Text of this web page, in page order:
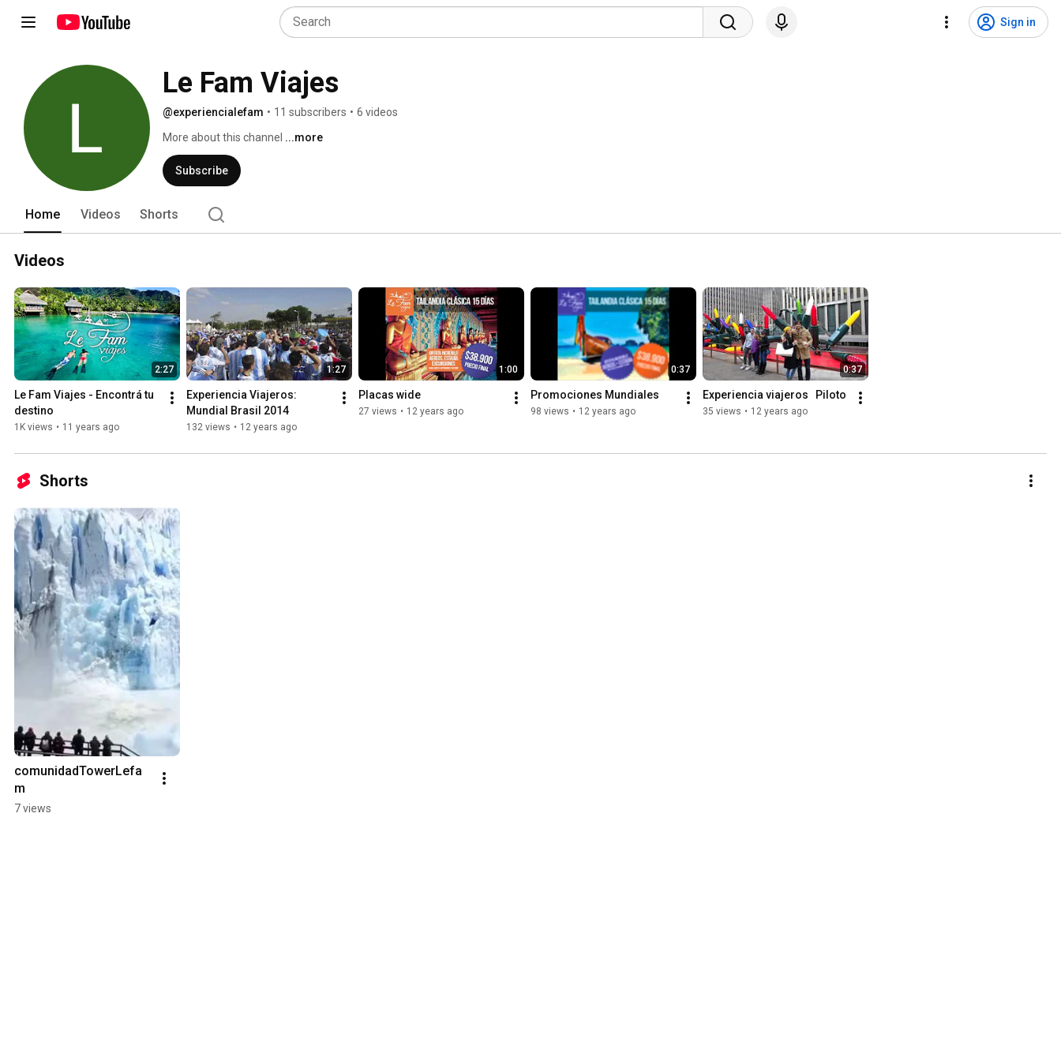
Sign in
Le Fam Viajes
@experiencialefam • 11 subscribers • 6 videos
More about this channel ...more
Subscribe
Home Videos Shorts
Videos
2:27
Le Fam Viajes - Encontrá tu
destino
1K views • 11 years ago
1:27
Experiencia Viajeros:
Mundial Brasil 2014
132 views • 12 years ago
1:00
Placas wide
27 views • 12 years ago
0:37
Promociones Mundiales
98 views • 12 years ago
0:37
Experiencia viajeros   Piloto
35 views • 12 years ago
Shorts
comunidadTowerLefa
m
7 views